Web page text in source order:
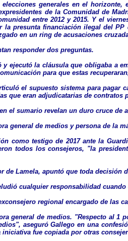
generales en el
de la Comunidad de
entre 2012 y 2015. Y el
la presunta financiación ilegal del
en un ring de acusaciones
responder dos preguntas.
y ejecutó la cláusula que obligaba a
para que estas
el supuesto sistema para pagar
que eran adjudicatarias de contratos
el sumario revelan un duro cruce de
general de medios y persona de la
como testigo de 2017 ante la
todos los consejeros, "la
de Lamela, apuntó que toda
cualquier responsabilidad
regional encargado de las
general de medios. "Respecto al
aseguró Gallego en una
iniciativa fue copiada por otras